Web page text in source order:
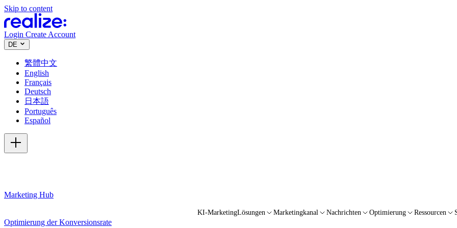
Skip to content
Login Create Account
DE
繁體中文
English
Français
Deutsch
日本語
Português
Español
Marketing Hub
KI-MarketingLösungen Marketingkanal Nachrichten Optimierung Ressourcen
Optimierung der Konversionsrate